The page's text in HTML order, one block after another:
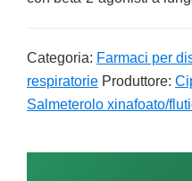
Categoria: Farmaci per
respiratorie Produttore:
Salmeterolo xinafoato/